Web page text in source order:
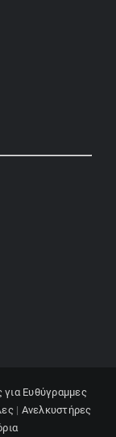
για Ευθύγραμμες
| Ανελκυστήρες